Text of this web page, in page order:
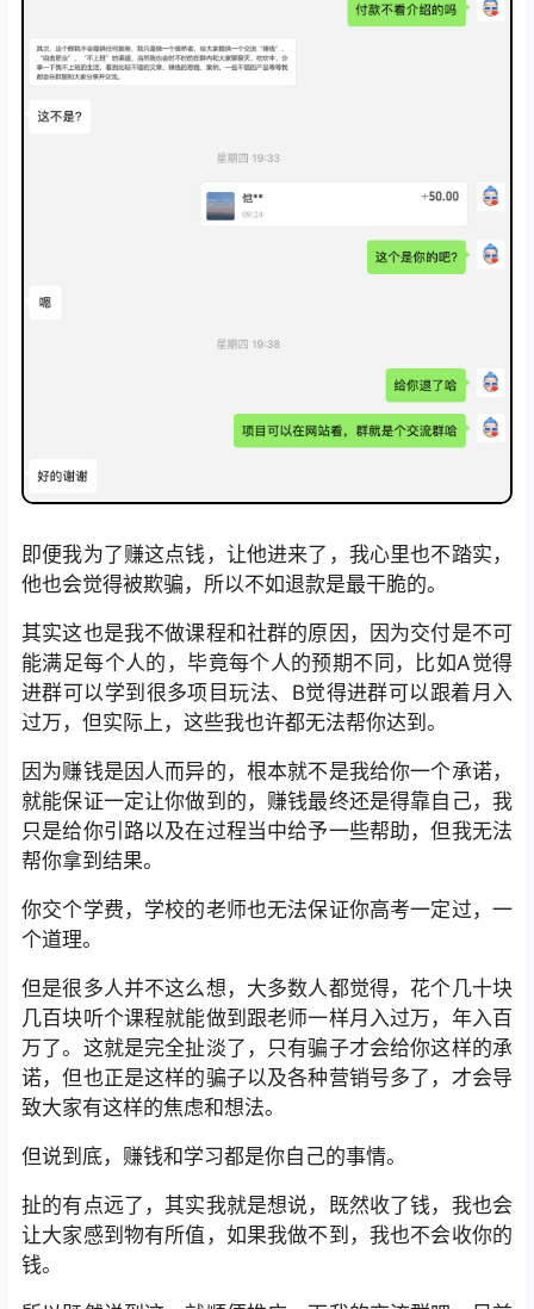
即便我为了赚这点钱，让他进来了，我心里也不踏实，
他也会觉得被欺骗，所以不如退款是最干脆的。
其实这也是我不做课程和社群的原因，因为交付是不可
能满足每个人的，毕竟每个人的预期不同，比如A觉得
进群可以学到很多项目玩法、B觉得进群可以跟着月入
过万，但实际上，这些我也许都无法帮你达到。
因为赚钱是因人而异的，根本就不是我给你一个承诺，
就能保证一定让你做到的，赚钱最终还是得靠自己，我
只是给你引路以及在过程当中给予一些帮助，但我无法
帮你拿到结果。
你交个学费，学校的老师也无法保证你高考一定过，一
个道理。
但是很多人并不这么想，大多数人都觉得，花个几十块
几百块听个课程就能做到跟老师一样月入过万，年入百
万了。这就是完全扯淡了，只有骗子才会给你这样的承
诺，但也正是这样的骗子以及各种营销号多了，才会导
致大家有这样的焦虑和想法。
但说到底，赚钱和学习都是你自己的事情。
扯的有点远了，其实我就是想说，既然收了钱，我也会
让大家感到物有所值，如果我做不到，我也不会收你的
钱。